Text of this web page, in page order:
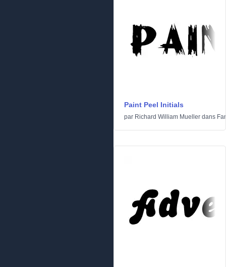
Paint Peel Initials
par Richard William Mueller dans